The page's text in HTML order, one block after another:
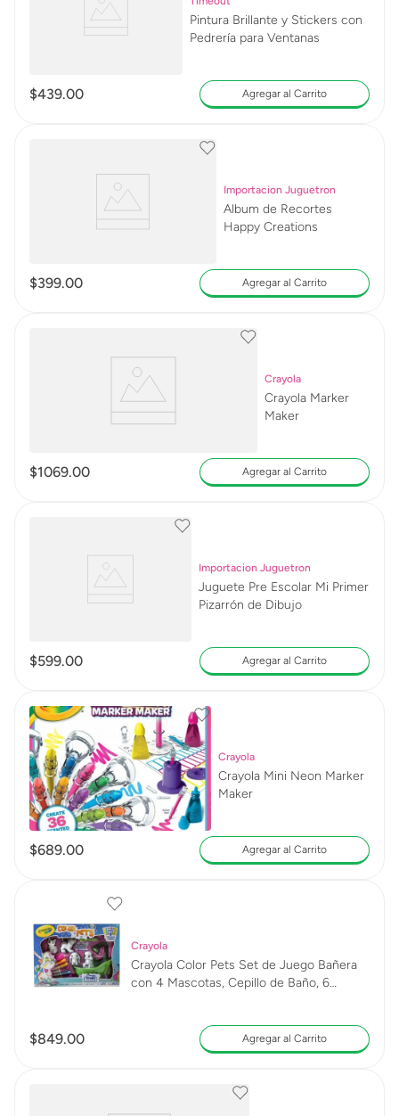
Pintura Brillante y Stickers con
Pedrería para Ventanas
$439.00 Agregar al Carrito
Importacion Juguetron
Album de Recortes
Happy Creations
$399.00 Agregar al Carrito
Crayola
Crayola Marker
Maker
$1069.00 Agregar al Carrito
Importacion Juguetron
Juguete Pre Escolar Mi Primer
Pizarrón de Dibujo
$599.00 Agregar al Carrito
Crayola
Crayola Mini Neon Marker
Maker
$689.00 Agregar al Carrito
Crayola
Crayola Color Pets Set de Juego Bañera
con 4 Mascotas, Cepillo de Baño, 6
$849.00 Agregar al Carrito